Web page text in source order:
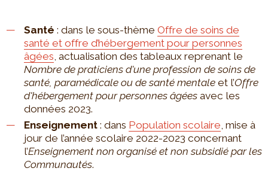
Santé : dans le sous-thème Offre de soins de
santé et offre d’hébergement pour personnes
âgées, actualisation des tableaux reprenant le
Nombre de praticiens d'une profession de soins de
santé, paramédicale ou de santé mentale et l’Offre
d'hébergement pour personnes âgées avec les
données 2023.
Enseignement : dans Population scolaire, mise à
jour de l’année scolaire 2022-2023 concernant
l’Enseignement non organisé et non subsidié par les
Communautés.